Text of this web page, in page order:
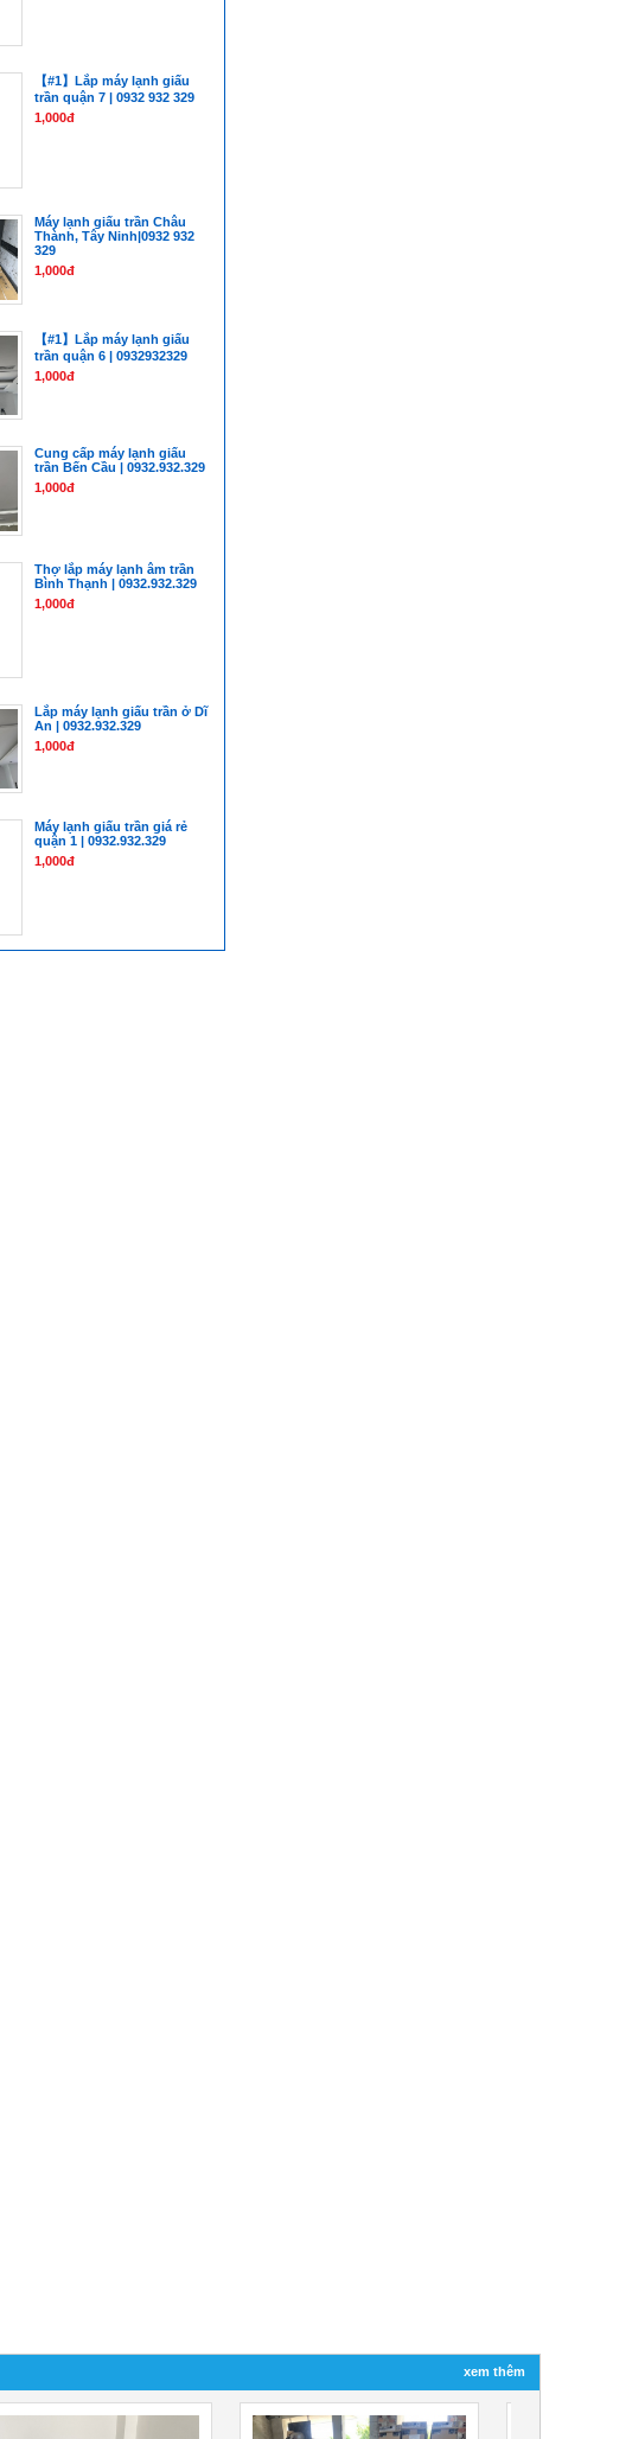
【#1】Lắp máy lạnh giấu
trần quận 7 | 0932 932 329
1,000đ
Máy lạnh giấu trần Châu
Thành, Tây Ninh|0932 932
329
1,000đ
【#1】Lắp máy lạnh giấu
trần quận 6 | 0932932329
1,000đ
Cung cấp máy lạnh giấu
trần Bến Cầu | 0932.932.329
1,000đ
Thợ lắp máy lạnh âm trần
Bình Thạnh | 0932.932.329
1,000đ
Lắp máy lạnh giấu trần ở Dĩ
An | 0932.932.329
1,000đ
Máy lạnh giấu trần giá rẻ
quận 1 | 0932.932.329
1,000đ
xem thêm